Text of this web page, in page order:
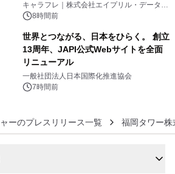
キャラフレ｜株式会社エイプリル・データ・
デザインズ
8時間前
世界とつながる、日本をひらく。 創立
13周年、JAPI公式Webサイトを全面
リニューアル
一般社団法人日本国際化推進協会
7時間前
ーのプレスリリース一覧 福岡タワー株